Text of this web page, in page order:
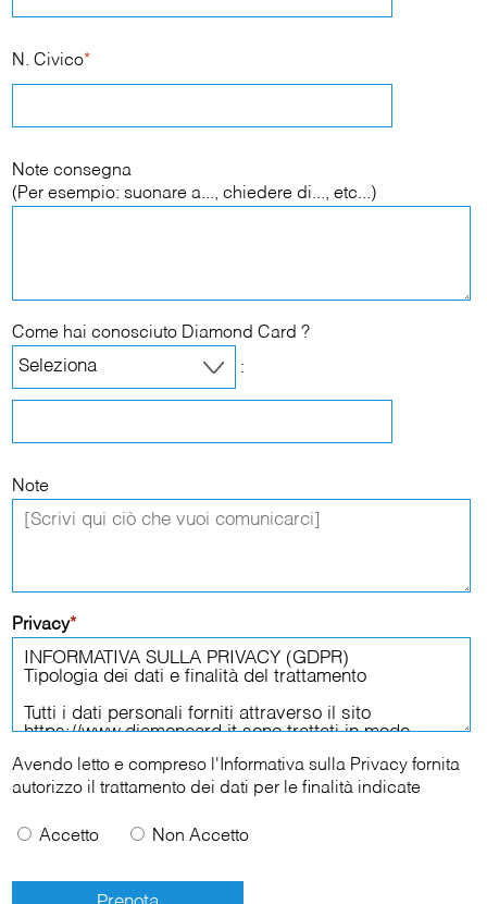
N. Civico*
Note consegna
(Per esempio: suonare a..., chiedere di..., etc...)
Come hai conosciuto Diamond Card ?
:
Note
Privacy*
Avendo letto e compreso l' Informativa sulla Privacy fornita
autorizzo il trattamento dei dati per le finalità indicate
Accetto Non Accetto